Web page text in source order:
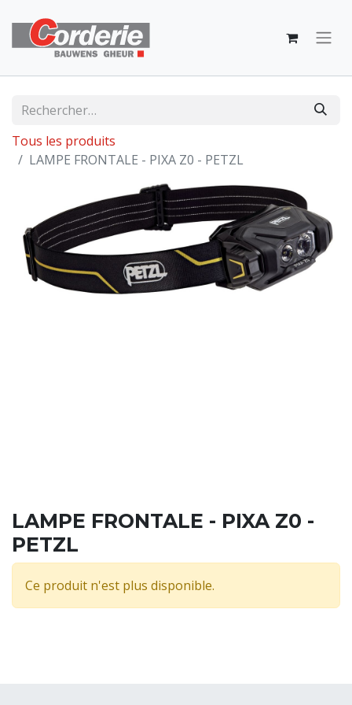
Tous les produits
LAMPE FRONTALE - PIXA Z0 - PETZL
LAMPE FRONTALE - PIXA Z0 -
PETZL
Ce produit n'est plus disponible.